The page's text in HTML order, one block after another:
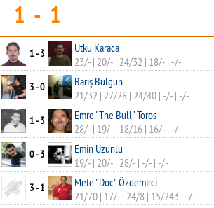
1 - 1
1 - 3
Utku Karaca
23/- | 20/- | 24/32 | 18/- | -/-
3 - 0
Barış Bulgun
21/32 | 27/28 | 24/40 | -/- | -/-
1 - 3
Emre "The Bull" Toros
28/- | 19/- | 18/16 | 16/- | -/-
0 - 3
Emin Uzunlu
19/- | 20/- | 28/- | -/- | -/-
3 - 1
Mete "Doc" Özdemirci
21/70 | 17/- | 24/8 | 15/243 | -/-